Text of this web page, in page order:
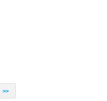
>>